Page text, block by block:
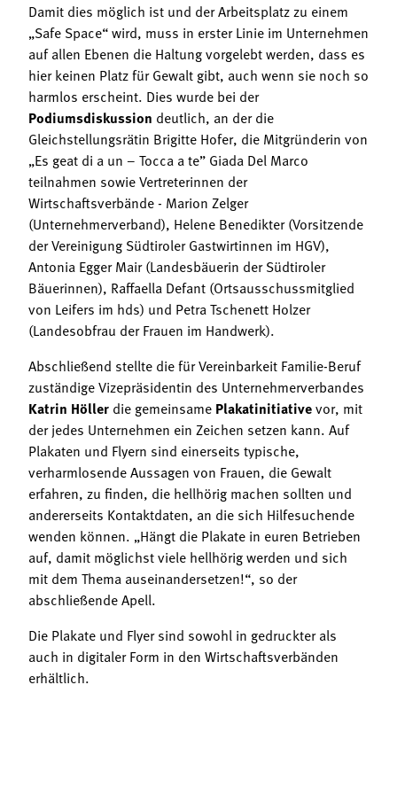
Damit dies möglich ist und der Arbeitsplatz zu einem
„Safe Space“ wird, muss in erster Linie im Unternehmen
auf allen Ebenen die Haltung vorgelebt werden, dass es
hier keinen Platz für Gewalt gibt, auch wenn sie noch so
harmlos erscheint. Dies wurde bei der
Podiumsdiskussion deutlich, an der die
Gleichstellungsrätin Brigitte Hofer, die Mitgründerin von
„Es geat di a un – Tocca a te” Giada Del Marco
teilnahmen sowie Vertreterinnen der
Wirtschaftsverbände - Marion Zelger
(Unternehmerverband), Helene Benedikter (Vorsitzende
der Vereinigung Südtiroler Gastwirtinnen im HGV),
Antonia Egger Mair (Landesbäuerin der Südtiroler
Bäuerinnen), Raffaella Defant (Ortsausschussmitglied
von Leifers im hds) und Petra Tschenett Holzer
(Landesobfrau der Frauen im Handwerk).
Abschließend stellte die für Vereinbarkeit Familie-Beruf
zuständige Vizepräsidentin des Unternehmerverbandes
Katrin Höller die gemeinsame Plakatinitiativevor, mit
der jedes Unternehmen ein Zeichen setzen kann. Auf
Plakaten und Flyern sind einerseits typische,
verharmlosende Aussagen von Frauen, die Gewalt
erfahren, zu finden, die hellhörig machen sollten und
andererseits Kontaktdaten, an die sich Hilfesuchende
wenden können. „Hängt die Plakate in euren Betrieben
auf, damit möglichst viele hellhörig werden und sich
mit dem Thema auseinandersetzen!“, so der
abschließende Apell.
Die Plakate und Flyer sind sowohl in gedruckter als
auch in digitaler Form in den Wirtschaftsverbänden
erhältlich.